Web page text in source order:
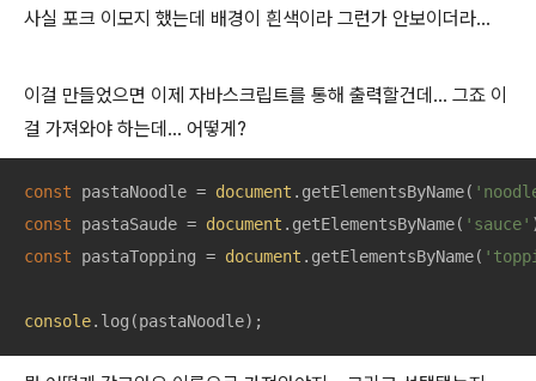
사실 포크 이모지 했는데 배경이 흰색이라 그런가 안보이더라…
이걸 만들었으면 이제 자바스크립트를 통해 출력할건데... 그죠 이
걸 가져와야 하는데... 어떻게?
const pastaNoodle = document .getElementsByName(
const pastaSaude = document .getElementsByName( 'sauce'
const pastaTopping = document .getElementsByName(
console.log(pastaNoodle);